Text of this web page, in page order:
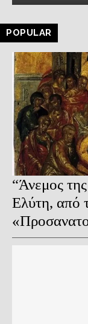
POPULAR
“Άνεμος
Ελύτη, από